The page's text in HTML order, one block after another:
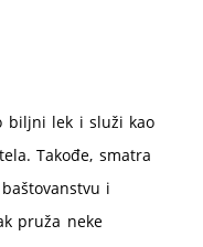
biljni lek i služi kao
Takođe, smatra
i
pruža neke